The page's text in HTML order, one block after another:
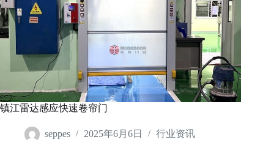
镇江雷达感应快速卷帘门
seppes 2025年6月6日 行业资讯